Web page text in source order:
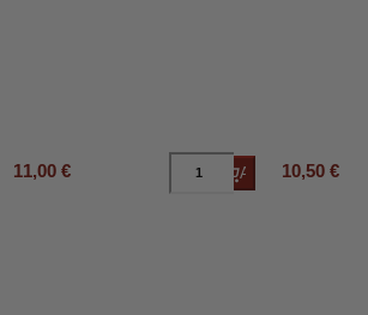
11,00 € Añadir al carrito
10,50 €